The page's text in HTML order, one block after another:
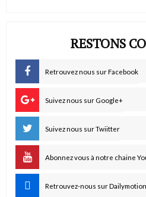
RESTONS
Retrouvez nous sur Facebook
Suivez nous sur Google+
Suivez nous sur Twiitter
Abonnez vous à notre chaine
Retrouvez-nous sur Dailymotion